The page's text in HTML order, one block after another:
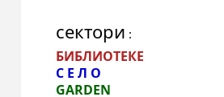
сектори :
БИБЛИОТЕКЕ
С Е Л О
GARDEN